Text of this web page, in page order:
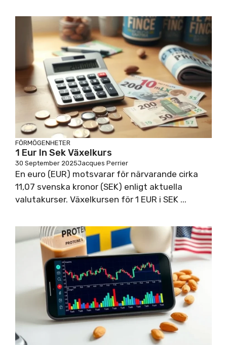
FÖRMÖGENHETER
1 Eur In Sek Växelkurs
30 September 2025Jacques Perrier
En euro (EUR) motsvarar för närvarande cirka
11,07 svenska kronor (SEK) enligt aktuella
valutakurser. Växelkursen för 1 EUR i SEK ...